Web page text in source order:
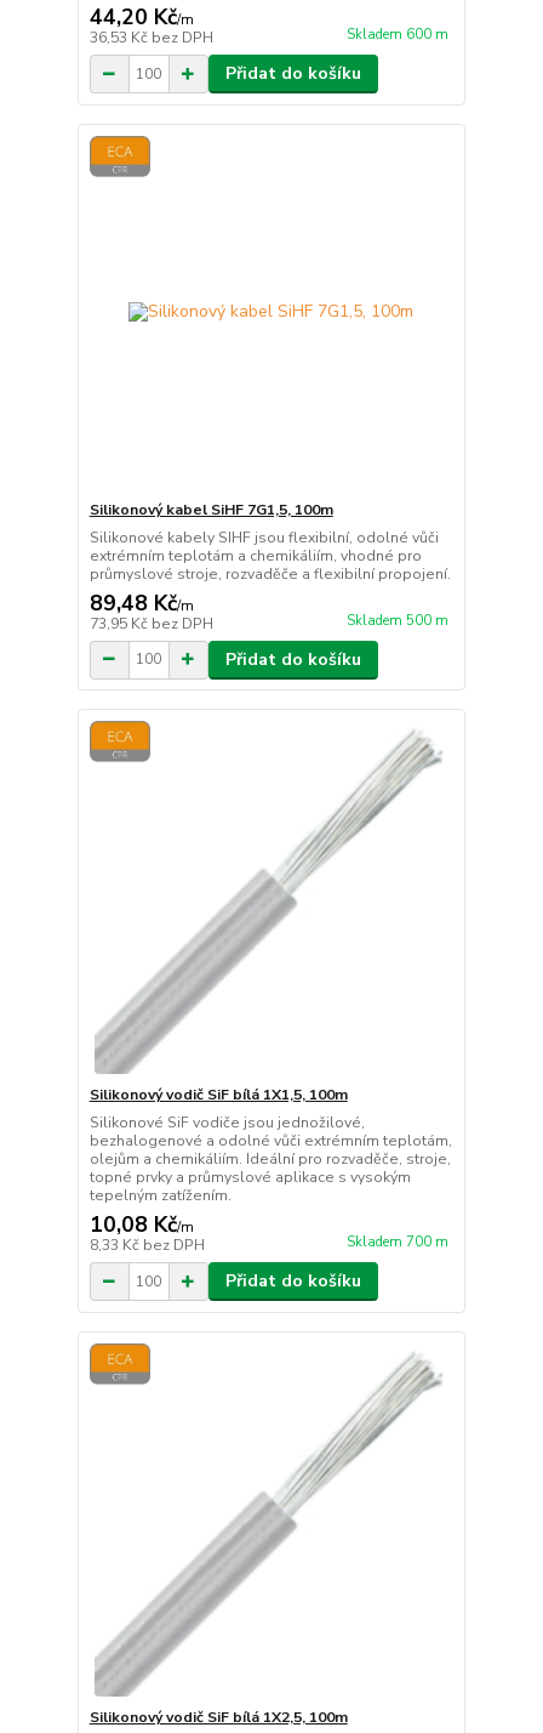
44,20 Kč/m
36,53 Kč bez DPH Skladem 600 m
Přidat do košíku
Silikonový kabel SiHF 7G1,5, 100m
Silikonové kabely SIHF jsou flexibilní, odolné vůči
extrémním teplotám a chemikáliím, vhodné pro
průmyslové stroje, rozvaděče a flexibilní propojení.
89,48 Kč/m
73,95 Kč bez DPH Skladem 500 m
Přidat do košíku
Silikonový vodič SiF bílá 1X1,5, 100m
Silikonové SiF vodiče jsou jednožilové,
bezhalogenové a odolné vůči extrémním teplotám,
olejům a chemikáliím. Ideální pro rozvaděče, stroje,
topné prvky a průmyslové aplikace s vysokým
tepelným zatížením.
10,08 Kč/m
8,33 Kč bez DPH Skladem 700 m
Přidat do košíku
Silikonový vodič SiF bílá 1X2,5, 100m